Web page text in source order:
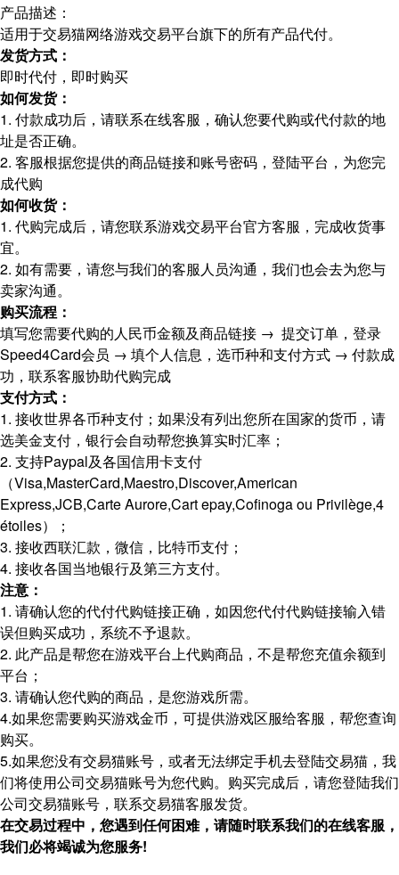
产品描述：
适用于交易猫网络游戏交易平台旗下的所有产品代付。
发货方式：
即时代付，即时购买
如何发货：
1. 付款成功后，请联系在线客服，确认您要代购或代付款的地
址是否正确。
2. 客服根据您提供的商品链接和账号密码，登陆平台，为您完
成代购
如何收货：
1. 代购完成后，请您联系游戏交易平台官方客服，完成收货事
宜。
2. 如有需要，请您与我们的客服人员沟通，我们也会去为您与
卖家沟通。
购买流程：
填写您需要代购的人民币金额及商品链接 → 提交订单，登录
Speed4Card会员 → 填个人信息，选币种和支付方式 → 付款成
功，联系客服协助代购完成
支付方式：
1. 接收世界各币种支付；如果没有列出您所在国家的货币，请
选美金支付，银行会自动帮您换算实时汇率；
2. 支持Paypal及各国信用卡支付
（Visa,MasterCard,Maestro,Discover,American
Express,JCB,Carte Aurore,Cart epay,Cofinoga ou Privilège,4
étoiles）；
3. 接收西联汇款，微信，比特币支付；
4. 接收各国当地银行及第三方支付。
注意：
1. 请确认您的代付代购链接正确，如因您代付代购链接输入错
误但购买成功，系统不予退款。
2. 此产品是帮您在游戏平台上代购商品，不是帮您充值余额到
平台；
3. 请确认您代购的商品，是您游戏所需。
4.如果您需要购买游戏金币，可提供游戏区服给客服，帮您查询
购买。
5.如果您没有交易猫账号，或者无法绑定手机去登陆交易猫，我
们将使用公司交易猫账号为您代购。购买完成后，请您登陆我们
公司交易猫账号，联系交易猫客服发货。
在交易过程中，您遇到任何困难，请随时联系我们的在线客服，
我们必将竭诚为您服务!